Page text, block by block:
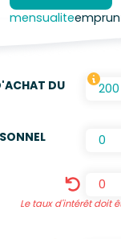
mensualite
DU
Le taux d'intérêt doit